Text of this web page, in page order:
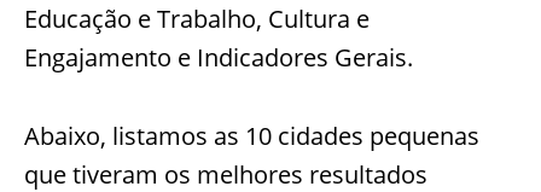
Educação e Trabalho, Cultura e
Engajamento e Indicadores Gerais.
Abaixo, listamos as 10 cidades pequenas
que tiveram os melhores resultados